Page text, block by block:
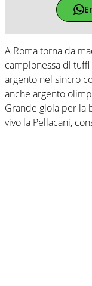
A Roma torna da
campionessa di
argento nel sincro
anche argento
Grande gioia per la
vivo la Pellacani,